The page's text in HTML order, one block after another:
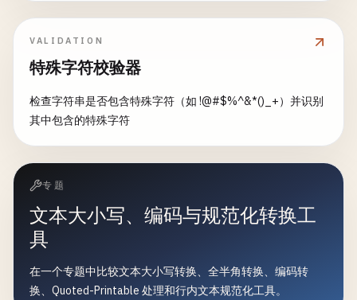
VALIDATION
特殊字符校验器
检查字符串是否包含特殊字符（如 !@#$%^&*()_+）并识别
其中包含的特殊字符
专题
文本大小写、编码与规范化转换工
具
在一个专题中比较文本大小写转换、全半角转换、编码转
换、Quoted-Printable 处理和行内文本规范化工具。